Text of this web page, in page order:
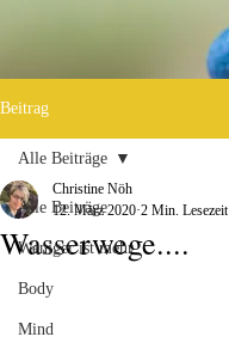
Beitrag
Alle Beiträge
Weniger ist mehr
Body
Mind
Alle Beiträge
Wasserwege....
Christine Nöh
12. März 2020 2 Min. Lesezeit